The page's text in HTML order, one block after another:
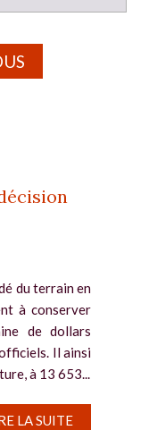
du terrain en
à conserver
de dollars
Il ainsi
à 13 653...
LA SUITE